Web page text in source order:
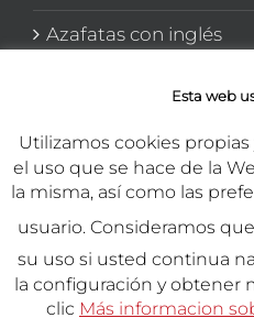
Azafatas con inglés
Copyright 2026 TEMA
Esta web
Utilizamos cookies
el uso que se hace de la
la misma, así como las
usuario. Consideramos que
su uso si usted continua
la configuración y obtener
clic Más informacion
Presupuesto